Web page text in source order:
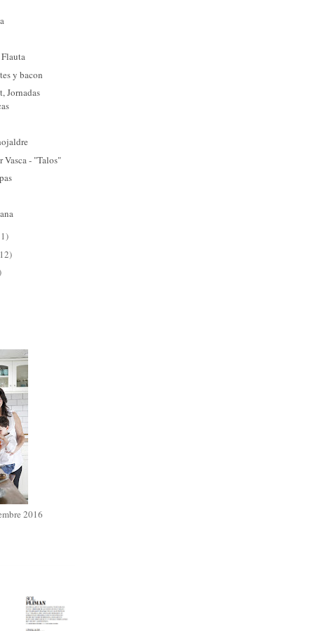
y bacon
Jornadas
Vasca - "Talos"
2016